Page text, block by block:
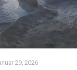
29, 2026